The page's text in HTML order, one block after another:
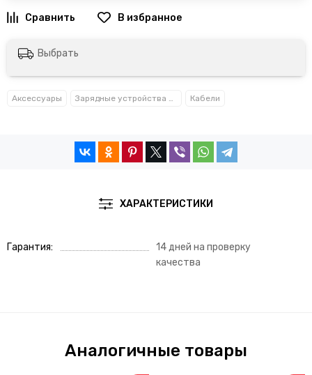
Выбрать
Аксессуары Зарядные устройства и кабели Кабели
ХАРАКТЕРИСТИКИ
Гарантия
14 дней на проверку
качества
Аналогичные товары